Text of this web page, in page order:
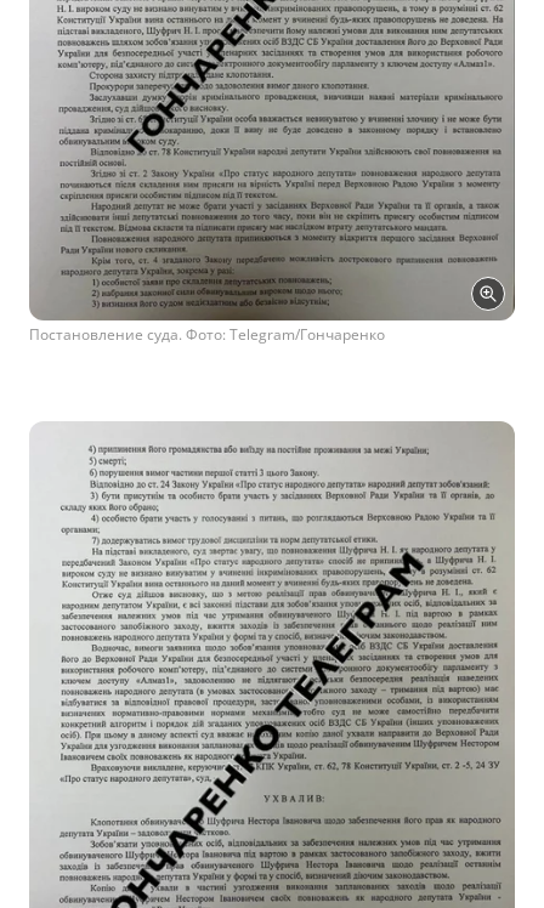
Постановление суда. Фото: Telegram/Гончаренко